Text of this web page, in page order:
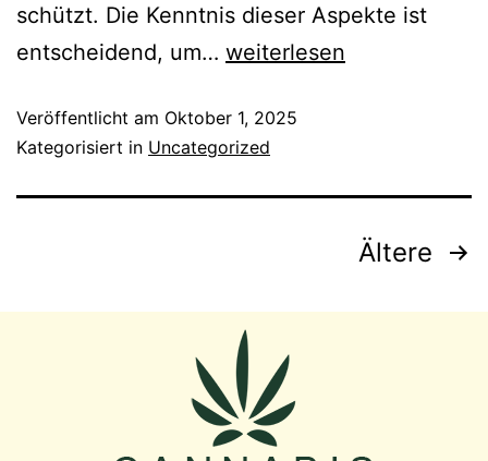
schützt. Die Kenntnis dieser Aspekte ist
entscheidend, um… weiterlesen
Veröffentlicht am Oktober 1, 2025
Kategorisiert in Uncategorized
Ältere